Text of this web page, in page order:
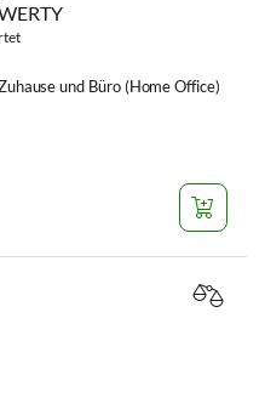
und Büro (Home Office)